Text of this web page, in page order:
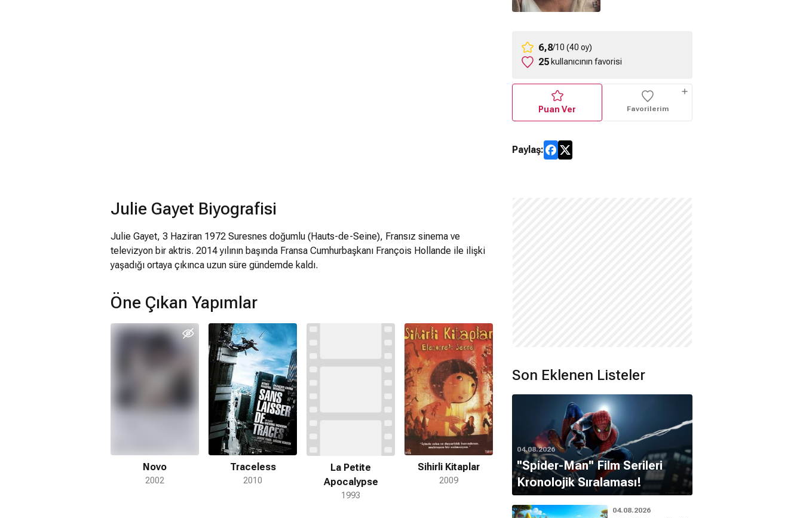
6,8/10 (40 oy)
25 kullanıcının favorisi
Puan Ver Favorilerim
Paylaş:
Julie Gayet Biyografisi
Julie Gayet, 3 Haziran 1972 Suresnes doğumlu (Hauts-de-Seine), Fransız sinema ve
televizyon bir aktris. 2014 yılının başında Fransa Cumhurbaşkanı François Hollande ile ilişki
yaşadığı ortaya çıkınca uzun süre gündemde kaldı.
Öne Çıkan Yapımlar
Novo
2002
Traceless
2010
La Petite
Apocalypse
1993
Sihirli Kitaplar
2009
Son Eklenen Listeler
04.08.2026
''Spider-Man'' Film Serileri
Kronolojik Sıralaması!
04.08.2026